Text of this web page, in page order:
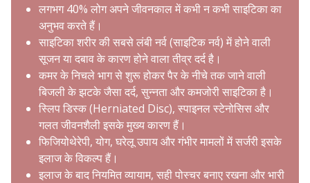
लगभग 40% लोग अपने जीवनकाल में कभी न कभी साइटिका का
अनुभव करते हैं।
साइटिका शरीर की सबसे लंबी नर्व (साइटिक नर्व) में होने वाली
सूजन या दबाव के कारण होने वाला तीव्र दर्द है।
कमर के निचले भाग से शुरू होकर पैर के नीचे तक जाने वाली
बिजली के झटके जैसा दर्द, सुन्नता और कमजोरी साइटिका है।
स्लिप डिस्क (Herniated Disc), स्पाइनल स्टेनोसिस और
गलत जीवनशैली इसके मुख्य कारण हैं।
फिजियोथेरेपी, योग, घरेलू उपाय और गंभीर मामलों में सर्जरी इसके
इलाज के विकल्प हैं।
इलाज के बाद नियमित व्यायाम, सही पोस्चर बनाए रखना और भारी